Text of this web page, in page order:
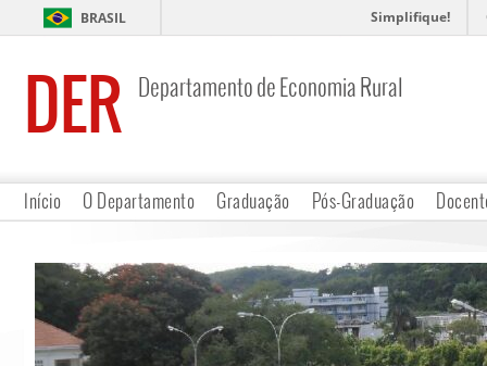
BRASIL Simplifique!
DER Departamento de Economia Rural
Início O Departamento Graduação Pós-Graduação